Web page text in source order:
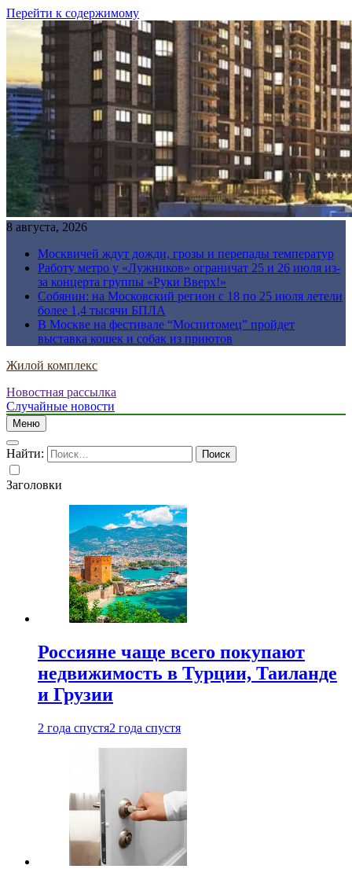
Перейти к содержимому
8 августа, 2026
Москвичей ждут дожди, грозы и перепады температур
Работу метро у «Лужников» ограничат 25 и 26 июля из-
за концерта группы «Руки Вверх!»
Собянин: на Московский регион с 18 по 25 июля летели
более 1,4 тысячи БПЛА
В Москве на фестивале “Моспитомец” пройдет
выставка кошек и собак из приютов
Жилой комплекс
Новостная рассылка
Случайные новости
Меню
Найти:
Заголовки
Россияне чаще всего покупают
недвижимость в Турции, Таиланде
и Грузии
2 года спустя2 года спустя